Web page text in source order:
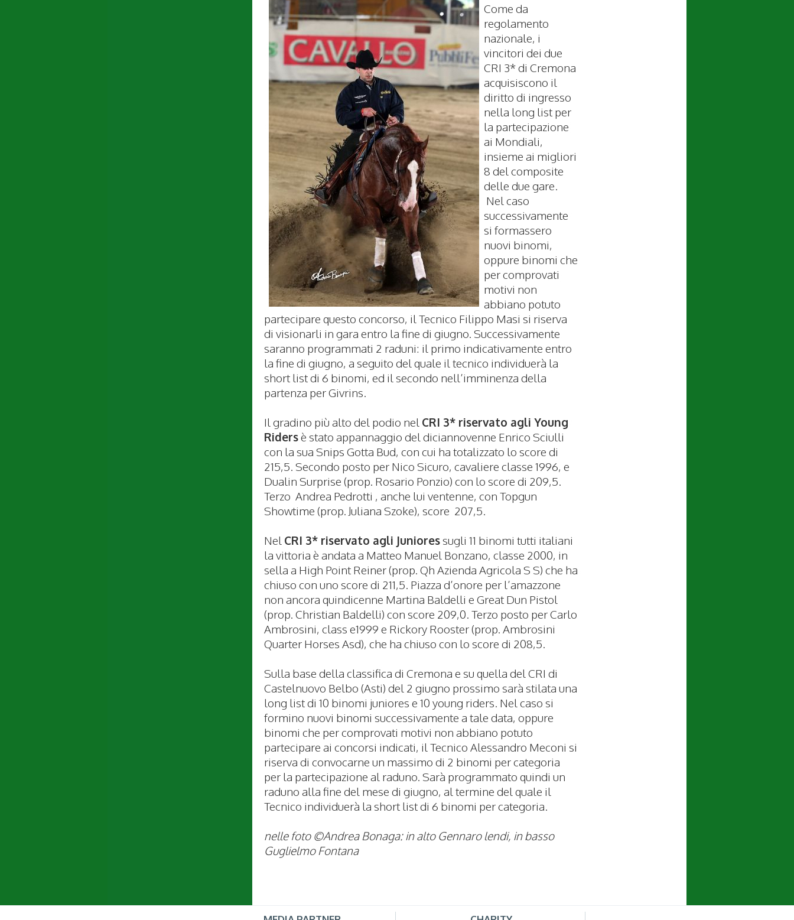
Come da
regolamento
nazionale, i
vincitori dei due
CRI 3* di Cremona
acquisiscono il
diritto di ingresso
nella long list per
la partecipazione
ai Mondiali,
insieme ai migliori
8 del composite
delle due gare.
Nel caso
successivamente
si formassero
nuovi binomi,
oppure binomi che
per comprovati
motivi non
abbiano potuto
partecipare questo concorso, il Tecnico Filippo Masi si riserva
di visionarli in gara entro la fine di giugno. Successivamente
saranno programmati 2 raduni: il primo indicativamente entro
la fine di giugno, a seguito del quale il tecnico individuerà la
short list di 6 binomi, ed il secondo nell’imminenza della
partenza per Givrins.
Il gradino più alto del podio nel CRI 3* riservato agli Young
Ridersè stato appannaggio del diciannovenne Enrico Sciulli
con la sua Snips Gotta Bud, con cui ha totalizzato lo score di
215,5. Secondo posto per Nico Sicuro, cavaliere classe 1996, e
Dualin Surprise (prop. Rosario Ponzio) con lo score di 209,5.
Terzo Andrea Pedrotti , anche lui ventenne, con Topgun
Showtime (prop. Juliana Szoke), score 207,5.
Nel CRI 3* riservato agli Junioressugli 11 binomi tutti italiani
la vittoria è andata a Matteo Manuel Bonzano, classe 2000, in
sella a High Point Reiner (prop. Qh Azienda Agricola S S) che ha
chiuso con uno score di 211,5. Piazza d’onore per l’amazzone
non ancora quindicenne Martina Baldelli e Great Dun Pistol
(prop. Christian Baldelli) con score 209,0. Terzo posto per Carlo
Ambrosini, class e1999 e Rickory Rooster (prop. Ambrosini
Quarter Horses Asd), che ha chiuso con lo score di 208,5.
Sulla base della classifica di Cremona e su quella del CRI di
Castelnuovo Belbo (Asti) del 2 giugno prossimo sarà stilata una
long list di 10 binomi juniores e 10 young riders. Nel caso si
formino nuovi binomi successivamente a tale data, oppure
binomi che per comprovati motivi non abbiano potuto
partecipare ai concorsi indicati, il Tecnico Alessandro Meconi si
riserva di convocarne un massimo di 2 binomi per categoria
per la partecipazione al raduno. Sarà programmato quindi un
raduno alla fine del mese di giugno, al termine del quale il
Tecnico individuerà la short list di 6 binomi per categoria.
nelle foto ©Andrea Bonaga: in alto Gennaro lendi, in basso
Guglielmo Fontana